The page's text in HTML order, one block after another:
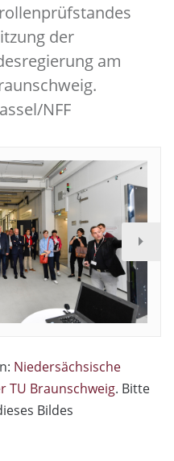
der
am
NFF
Niedersächsische
TU Braunschweig. Bitte
Bildes